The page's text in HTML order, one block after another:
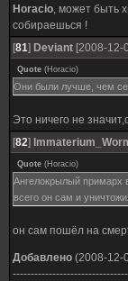
Horacio, может быть
собираешься !
[81] Deviant [2008-12-
Quote (Horacio)
Они были лучше, чем
Это ничего не
[82]
Quote (Horacio)
Ангелокрылый примарх
всего он сам и
он сам пошёл на
Добавлено (2008-12-